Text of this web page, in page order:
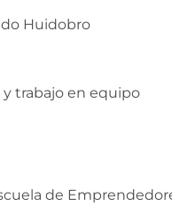
Huidobro
y trabajo en equipo
de